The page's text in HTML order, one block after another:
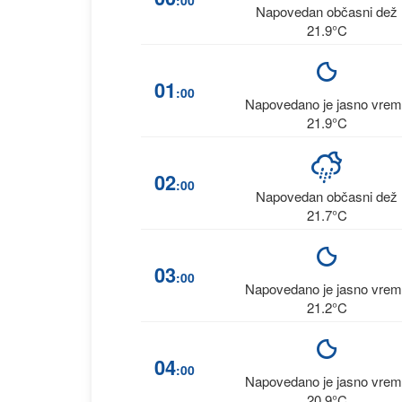
Napovedan občasni dež
21.9°C
01 :00
Napovedano je jasno
21.9°C
02:00
Napovedan občasni dež
21.7°C
03:00
Napovedano je jasno
21.2°C
04:00
Napovedano je jasno